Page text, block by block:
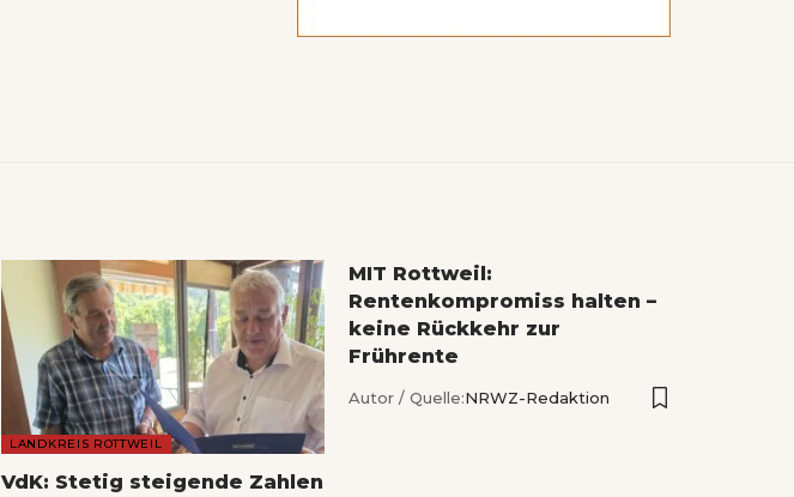
LANDKREIS ROTTWEIL
VdK: Stetig steigende Zahlen
MIT Rottweil:
Rentenkompromiss halten –
keine Rückkehr zur
Frührente
Autor / Quelle:NRWZ-Redaktion